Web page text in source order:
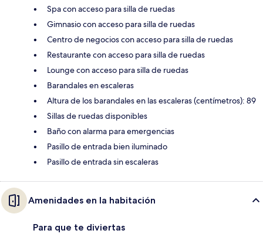
Spa con acceso para silla de ruedas
Gimnasio con acceso para silla de ruedas
Centro de negocios con acceso para silla de ruedas
Restaurante con acceso para silla de ruedas
Lounge con acceso para silla de ruedas
Barandales en escaleras
Altura de los barandales en las escaleras (centímetros): 89
Sillas de ruedas disponibles
Baño con alarma para emergencias
Pasillo de entrada bien iluminado
Pasillo de entrada sin escaleras
Amenidades en la habitación
Para que te diviertas